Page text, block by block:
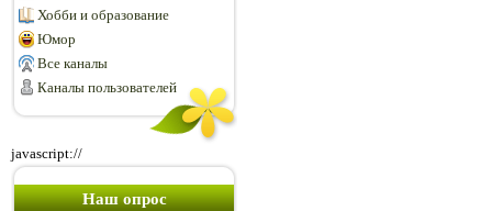
Хобби и образование
Юмор
Все каналы
Каналы пользователей
javascript://
Наш опрос